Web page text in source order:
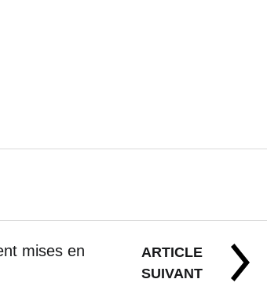
ARTICLE
SUIVANT
mises en